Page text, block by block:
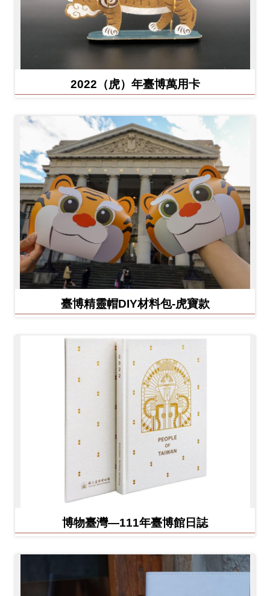
2022（虎）年臺博萬用卡
臺博精靈帽DIY材料包-虎寶款
博物臺灣—111年臺博館日誌